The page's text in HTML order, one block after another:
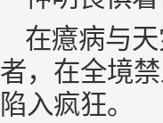
在癔病与
者，在全境
陷入疯狂。